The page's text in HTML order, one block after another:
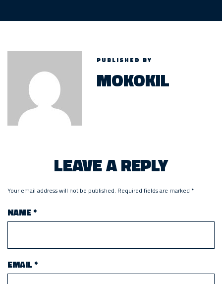
PUBLISHED BY
MOKOKIL
LEAVE A REPLY
Your email address will not be published. Required fields are marked *
NAME*
EMAIL*